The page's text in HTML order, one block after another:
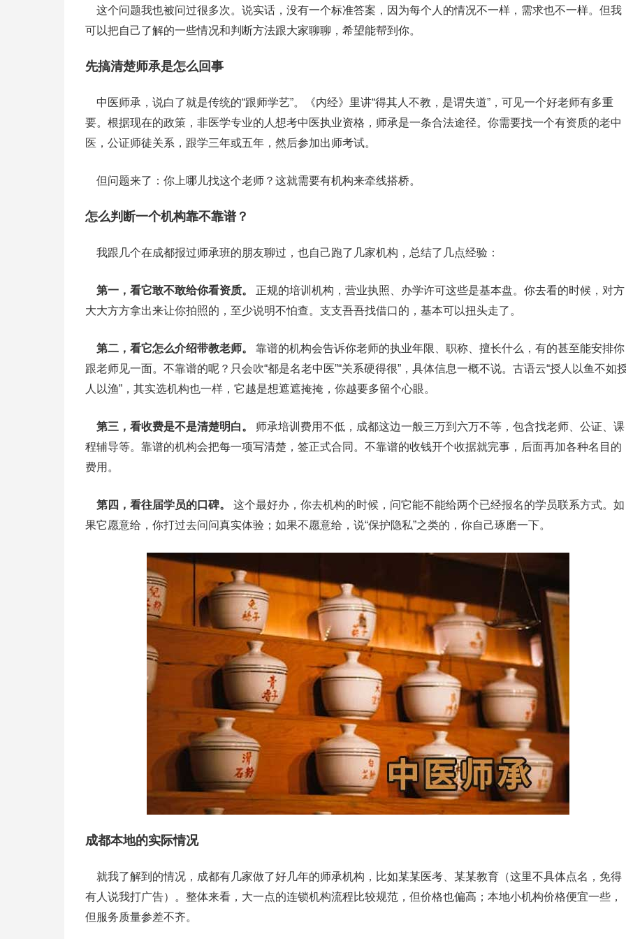
这个问题我也被问过很多次。说实话，没有一个标准答案，因为每个人的情况不一样，需求也不一样。但我
可以把自己了解的一些情况和判断方法跟大家聊聊，希望能帮到你。
先搞清楚师承是怎么回事
中医师承，说白了就是传统的“跟师学艺”。《内经》里讲“得其人不教，是谓失道”，可见一个好老师有多重
要。根据现在的政策，非医学专业的人想考中医执业资格，师承是一条合法途径。你需要找一个有资质的老中
医，公证师徒关系，跟学三年或五年，然后参加出师考试。
但问题来了：你上哪儿找这个老师？这就需要有机构来牵线搭桥。
怎么判断一个机构靠不靠谱？
我跟几个在成都报过师承班的朋友聊过，也自己跑了几家机构，总结了几点经验：
第一，看它敢不敢给你看资质。
正规的培训机构，营业执照、办学许可这些是基本盘。你去看的时候，对方
大大方方拿出来让你拍照的，至少说明不怕查。支支吾吾找借口的，基本可以扭头走了。
第二，看它怎么介绍带教老师。
靠谱的机构会告诉你老师的执业年限、职称、擅长什么，有的甚至能安排你
跟老师见一面。不靠谱的呢？只会吹“都是名老中医”“关系硬得很”，具体信息一概不说。古语云“授人以鱼不如
人以渔”，其实选机构也一样，它越是想遮遮掩掩，你越要多留个心眼。
第三，看收费是不是清楚明白。
师承培训费用不低，成都这边一般三万到六万不等，包含找老师、公证、课
程辅导等。靠谱的机构会把每一项写清楚，签正式合同。不靠谱的收钱开个收据就完事，后面再加各种名目的
费用。
第四，看往届学员的口碑。
这个最好办，你去机构的时候，问它能不能给两个已经报名的学员联系方式。如
果它愿意给，你打过去问问真实体验；如果不愿意给，说“保护隐私”之类的，你自己琢磨一下。
成都本地的实际情况
就我了解到的情况，成都有几家做了好几年的师承机构，比如某某医考、某某教育（这里不具体点名，免得
有人说我打广告）。整体来看，大一点的连锁机构流程比较规范，但价格也偏高；本地小机构价格便宜一些，
但服务质量参差不齐。